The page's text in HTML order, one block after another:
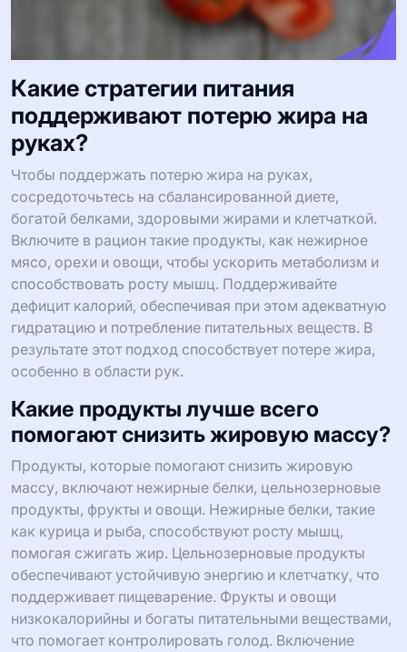
Какие стратегии питания
поддерживают потерю жира на
руках?
Чтобы поддержать потерю жира на руках,
сосредоточьтесь на сбалансированной диете,
богатой белками, здоровыми жирами и клетчаткой.
Включите в рацион такие продукты, как нежирное
мясо, орехи и овощи, чтобы ускорить метаболизм и
способствовать росту мышц. Поддерживайте
дефицит калорий, обеспечивая при этом адекватную
гидратацию и потребление питательных веществ. В
результате этот подход способствует потере жира,
особенно в области рук.
Какие продукты лучше всего
помогают снизить жировую массу?
Продукты, которые помогают снизить жировую
массу, включают нежирные белки, цельнозерновые
продукты, фрукты и овощи. Нежирные белки, такие
как курица и рыба, способствуют росту мышц,
помогая сжигать жир. Цельнозерновые продукты
обеспечивают устойчивую энергию и клетчатку, что
поддерживает пищеварение. Фрукты и овощи
низкокалорийны и богаты питательными веществами,
что помогает контролировать голод. Включение